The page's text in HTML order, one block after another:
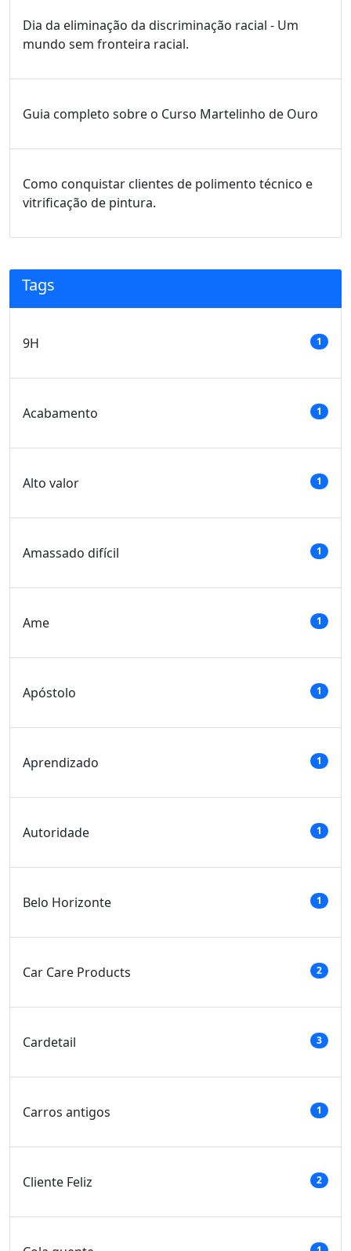
Dia da eliminação da discriminação racial - Um
mundo sem fronteira racial.
Guia completo sobre o Curso Martelinho de Ouro
Como conquistar clientes de polimento técnico e
vitrificação de pintura.
Tags
9H 1
Acabamento 1
Alto valor 1
Amassado difícil 1
Ame 1
Apóstolo 1
Aprendizado 1
Autoridade 1
Belo Horizonte 1
Car Care Products 2
Cardetail 3
Carros antigos 1
Cliente Feliz 2